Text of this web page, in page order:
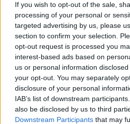
If you wish to opt-out of the sale,
processing of your personal or
targeted advertising by us, please
section to confirm your selection.
opt-out request is processed you
interest-based ads based on
us or personal information
your opt-out. You may separately
disclosure of your personal
IAB’s list of downstream
also be disclosed by us to third
Downstream Participants that may
Εγγραφή στο